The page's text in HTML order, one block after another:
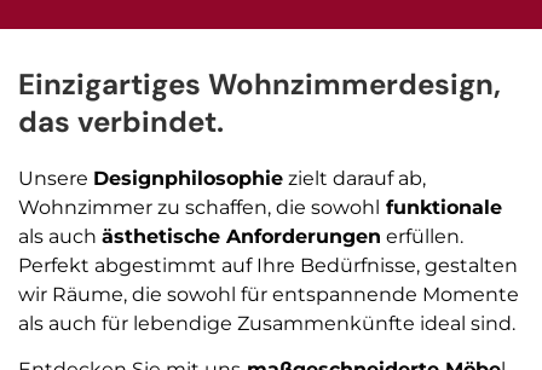
Einzigartiges Wohnzimmerdesign,
das verbindet.
Unsere Designphilosophie zielt darauf ab,
Wohnzimmer zu schaffen, die sowohl funktionale
als auch ästhetische Anforderungen erfüllen.
Perfekt abgestimmt auf Ihre Bedürfnisse, gestalten
wir Räume, die sowohl für entspannende Momente
als auch für lebendige Zusammenkünfte ideal sind.